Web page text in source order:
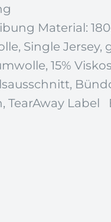
Material:
Single Jersey,
15%
TearAway Label